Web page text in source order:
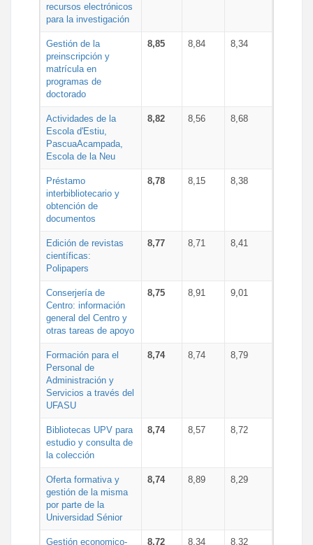
recursos electrónicos
para la investigación
Gestión de la
preinscripción y
matrícula en
programas de
doctorado
8,85 8,84 8,34
Actividades de la
Escola d'Estiu,
PascuaAcampada,
Escola de la Neu
8,82 8,56 8,68
Préstamo
interbibliotecario y
obtención de
documentos
8,78 8,15 8,38
Edición de revistas
científicas:
Polipapers
8,77 8,71 8,41
Conserjería de
Centro: información
general del Centro y
otras tareas de apoyo
8,75 8,91 9,01
Formación para el
Personal de
Administración y
Servicios a través del
UFASU
8,74 8,74 8,79
Bibliotecas UPV para
estudio y consulta de
la colección
8,74 8,57 8,72
Oferta formativa y
gestión de la misma
por parte de la
Universidad Sénior
8,74 8,89 8,29
Gestión economico- 8,72 8,34 8,32